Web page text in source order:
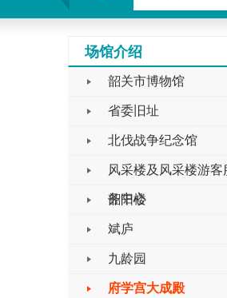
场馆介绍
韶关市博物馆
省委旧址
北伐战争纪念馆
风采楼及风采楼游客
务中心
韶阳楼
斌庐
九龄园
府学宫大成殿